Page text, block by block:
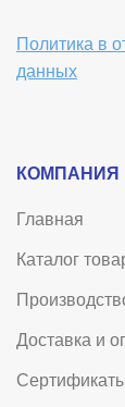
Политика в
данных
КОМПАНИЯ
Главная
Каталог
Доставка и